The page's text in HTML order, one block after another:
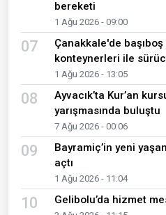
bereketi
1 Ağu 2026 - 09:00
07
Çanakkale'de
konteynerleri ile
1 Ağu 2026 - 13:05
08
Ayvacık’ta Kur’an
yarışmasında buluştu
7 Ağu 2026 - 00:06
09
Bayramiç’in yeni
açtı
1 Ağu 2026 - 11:04
10 Gelibolu’da hizmet